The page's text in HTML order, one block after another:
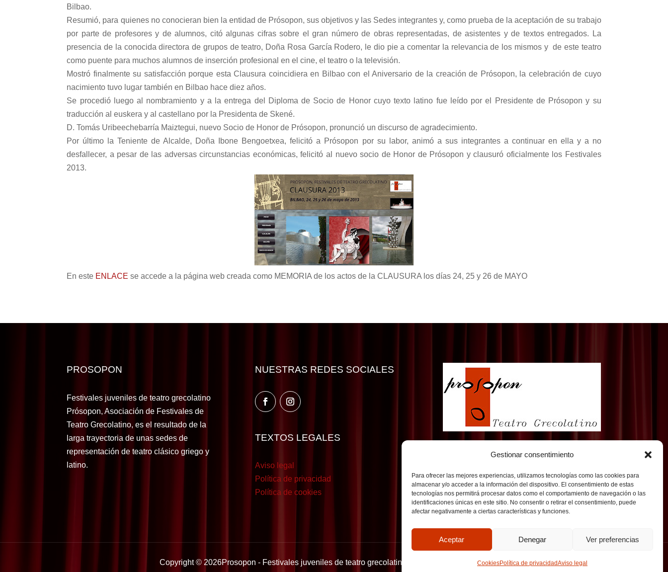
Gestionar consentimiento
Para ofrecer las mejores experiencias, utilizamos tecnologías como las cookies para
almacenar y/o acceder a la información del dispositivo. El consentimiento de estas
tecnologías nos permitirá procesar datos como el comportamiento de navegación o las
identificaciones únicas en este sitio. No consentir o retirar el consentimiento, puede
afectar negativamente a ciertas características y funciones.
Aceptar Denegar Ver preferencias
CookiesPolítica de privacidadAviso legal
Bilbao.
Resumió, para quienes no conocieran bien la entidad de Prósopon, sus objetivos y las Sedes integrantes y, como prueba de la aceptación de su trabajo
por parte de profesores y de alumnos, citó algunas cifras sobre el gran número de obras representadas, de asistentes y de textos entregados. La
presencia de la conocida directora de grupos de teatro, Doña Rosa García Rodero, le dio pie a comentar la relevancia de los mismos y de este teatro
como puente para muchos alumnos de inserción profesional en el cine, el teatro o la televisión.
Mostró finalmente su satisfacción porque esta Clausura coincidiera en Bilbao con el Aniversario de la creación de Prósopon, la celebración de cuyo
nacimiento tuvo lugar también en Bilbao hace diez años.
Se procedió luego al nombramiento y a la entrega del Diploma de Socio de Honor cuyo texto latino fue leído por el Presidente de Prósopon y su
traducción al euskera y al castellano por la Presidenta de Skené.
D. Tomás Uribeechebarría Maiztegui, nuevo Socio de Honor de Prósopon, pronunció un discurso de agradecimiento.
Por último
la Teniente de Alcalde, Doña Ibone Bengoetxea, felicitó a Prósopon por su labor, animó a sus integrantes a continuar en ella y a no
desfallecer, a pesar de las adversas circunstancias económicas, felicitó al nuevo socio de Honor de Prósopon y clausuró oficialmente los Festivales
2013.
En este ENLACE se accede a la página web creada como MEMORIA de los actos de la CLAUSURA los días 24, 25 y 26 de MAYO
PROSOPON
Festivales juveniles de teatro grecolatino
Prósopon, Asociación de Festivales de
Teatro Grecolatino, es el resultado de la
larga trayectoria de unas sedes de
representación de teatro clásico griego y
latino.
NUESTRAS REDES SOCIALES
TEXTOS LEGALES
Aviso legal
Política de privacidad
Política de cookies
Copyright © 2026Prosopon - Festivales juveniles de teatro grecolatino | Desarrollado por o10media